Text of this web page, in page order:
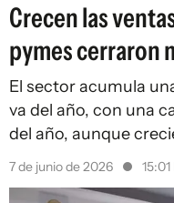
Crecen las
pymes cerraron
El sector acumula
va del año, con una
del año, aunque
7 de junio de 2026 15:01